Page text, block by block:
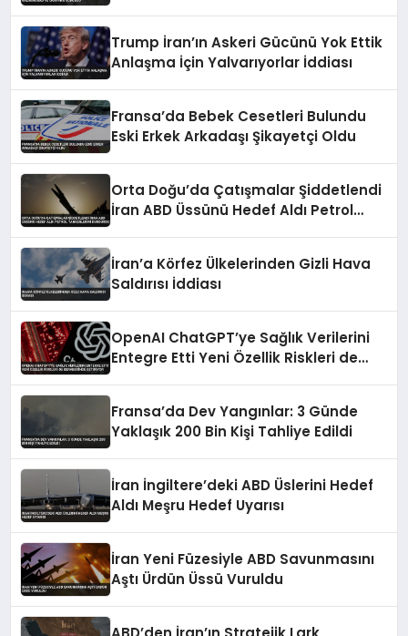
Trump İran’ın Askeri Gücünü Yok Ettik
Anlaşma İçin Yalvarıyorlar İddiası
Fransa’da Bebek Cesetleri Bulundu
Eski Erkek Arkadaşı Şikayetçi Oldu
Orta Doğu’da Çatışmalar Şiddetlendi
İran ABD Üssünü Hedef Aldı Petrol
İran’a Körfez Ülkelerinden Gizli Hava
Saldırısı İddiası
OpenAI ChatGPT’ye Sağlık Verilerini
Entegre Etti Yeni Özellik Riskleri de
Fransa’da Dev Yangınlar: 3 Günde
Yaklaşık 200 Bin Kişi Tahliye Edildi
İran İngiltere’deki ABD Üslerini Hedef
Aldı Meşru Hedef Uyarısı
İran Yeni Füzesiyle ABD Savunmasını
Aştı Ürdün Üssü Vuruldu